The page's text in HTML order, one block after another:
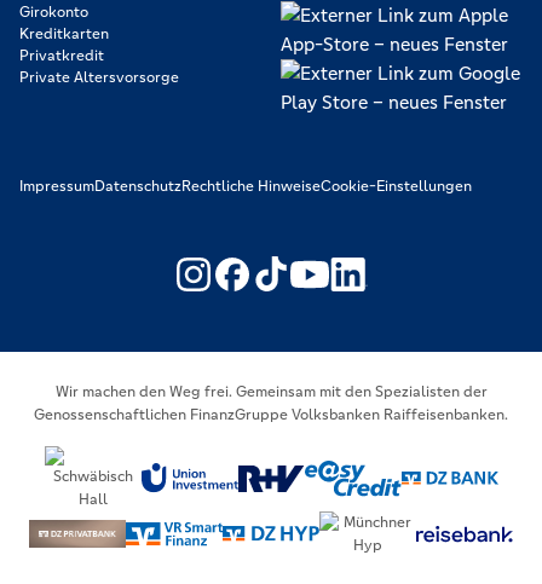
Girokonto
Kreditkarten
Privatkredit
Private Altersvorsorge
ImpressumDatenschutzRechtliche HinweiseCookie-Einstellungen
https://www.youtube.com/
https://
Wir machen den Weg frei. Gemeinsam mit den Spezialisten der
Genossenschaftlichen FinanzGruppe Volksbanken Raiffeisenbanken.